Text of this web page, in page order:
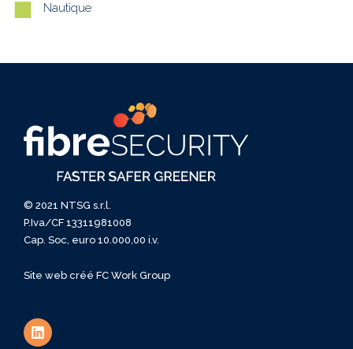
Nautique
© 2021 NTSG s.r.l.
P.Iva/CF 13311981008
Cap. Soc, euro 10.000,00 i.v.
Site web créé FC Work Group